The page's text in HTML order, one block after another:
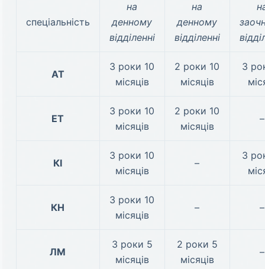
спеціальність
на
денному
відділенні
на
денному
відділенні
АТ
3 роки 10
місяців
2 роки 10
місяців
3
ЕТ
3 роки 10
місяців
2 роки 10
місяців
–
КІ
3 роки 10
місяців
–
3
КН
3 роки 10
місяців
– –
ЛМ
3 роки 5
місяців
2 роки 5
місяців
–